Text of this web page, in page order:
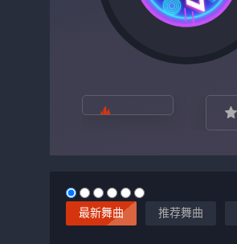
最新舞曲 推荐舞曲